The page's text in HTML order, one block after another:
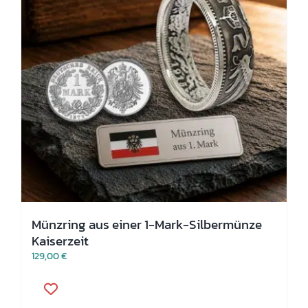
der
Produktseite
gewählt
werden
Münzring aus einer 1-Mark-Silbermünze
Kaiserzeit
129,00€
Produkt